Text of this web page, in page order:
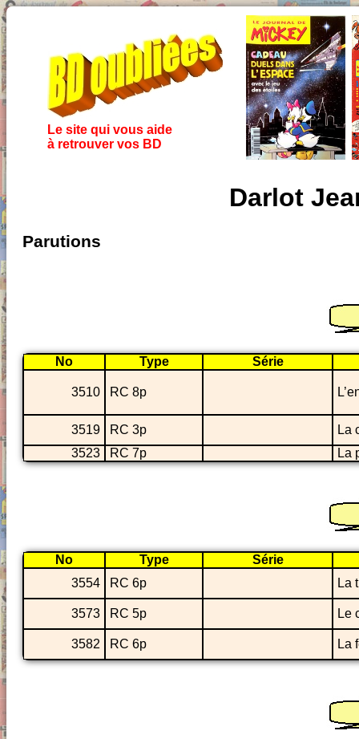
Le site qui vous aide
à retrouver vos BD
Darlot
Parutions
No Type Série
3510 RC 8p
3519 RC 3p
La
3523
RC 7p La
No Type
Série
3554
RC 6p La
3573 RC 5p Le
3582 RC 6p La